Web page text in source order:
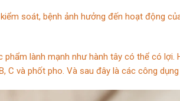
soát, bệnh ảnh hưởng đến hoạt động
lành mạnh như hành tây có thể có lợi.
và phốt pho. Và sau đây là các công